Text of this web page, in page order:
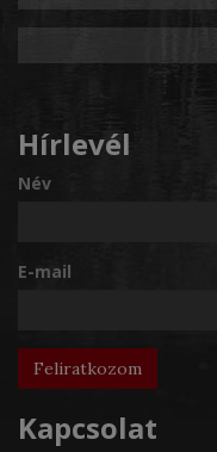
Hírlevél
Név
E-mail
Kapcsolat